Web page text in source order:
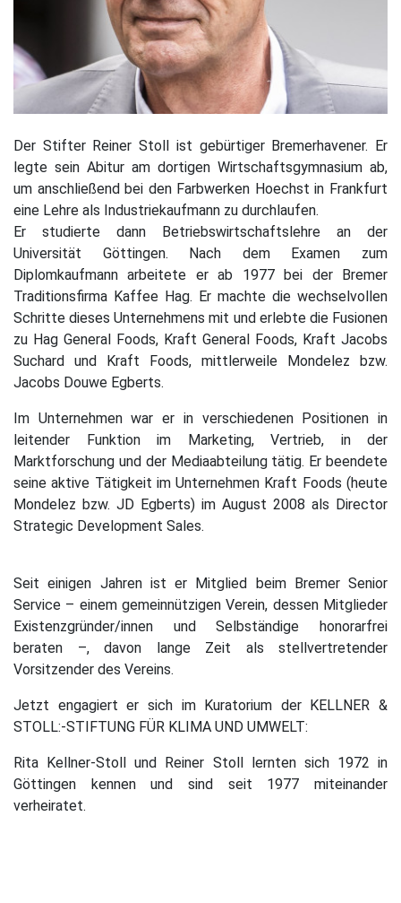
Der Stifter Reiner Stoll ist gebürtiger Bremerhavener. Er
legte sein Abitur am dortigen Wirtschaftsgymnasium ab,
um anschließend bei den Farbwerken Hoechst in Frankfurt
eine Lehre als Industriekaufmann zu durchlaufen.
Er studierte dann Betriebswirtschaftslehre an der
Universität Göttingen. Nach dem Examen zum
Diplomkaufmann arbeitete er ab 1977 bei der Bremer
Traditionsfirma Kaffee Hag. Er machte die wechselvollen
Schritte dieses Unternehmens mit und erlebte die Fusionen
zu Hag General Foods, Kraft General Foods, Kraft Jacobs
Suchard und Kraft Foods, mittlerweile Mondelez bzw.
Jacobs Douwe Egberts.
Im Unternehmen war er in verschiedenen Positionen in
leitender Funktion im Marketing, Vertrieb, in der
Marktforschung und der Mediaabteilung tätig. Er beendete
seine aktive Tätigkeit im Unternehmen Kraft Foods (heute
Mondelez bzw. JD Egberts) im August 2008 als Director
Strategic Development Sales.
Seit einigen Jahren ist er Mitglied beim Bremer Senior
Service – einem gemeinnützigen Verein, dessen Mitglieder
Existenzgründer/innen und Selbständige honorarfrei
beraten –, davon lange Zeit als stellvertretender
Vorsitzender des Vereins.
Jetzt engagiert er sich im Kuratorium der KELLNER &
STOLL:-STIFTUNG FÜR KLIMA UND UMWELT:
Rita Kellner-Stoll und Reiner Stoll lernten sich 1972 in
Göttingen kennen und sind seit 1977 miteinander
verheiratet.